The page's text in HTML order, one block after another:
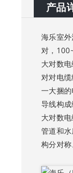
产品
海乐室
对，
大对数
对对电
一大捆
导线构成
大对数电
管道和
构分对称